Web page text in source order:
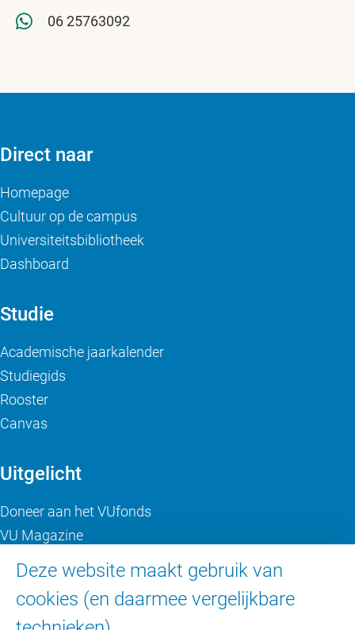
06 25763092
Deze website maakt gebruik van
cookies (en daarmee vergelijkbare
Direct naar
Homepage
Cultuur op de campus
Universiteitsbibliotheek
Dashboard
Studie
Academische jaarkalender
Studiegids
Rooster
Canvas
Uitgelicht
Doneer aan het VUfonds
VU Magazine